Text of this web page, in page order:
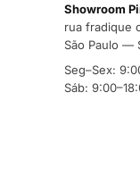
Showroom
rua fradique
São Paulo —
Seg–Sex:
Sáb: